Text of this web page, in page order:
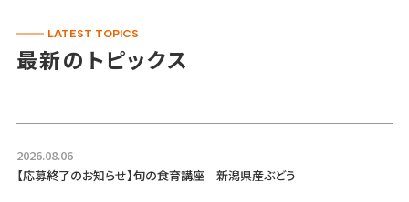
LATEST TOPICS
最新のトピックス
2026.08.06
【応募終了のお知らせ】旬の食育講座 新潟県産ぶどう